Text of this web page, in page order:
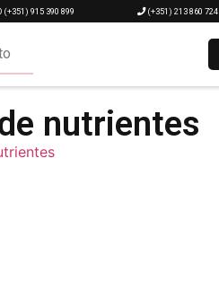
­ (+351) 915 390 899 (+351) 213 860 724
nutrientes